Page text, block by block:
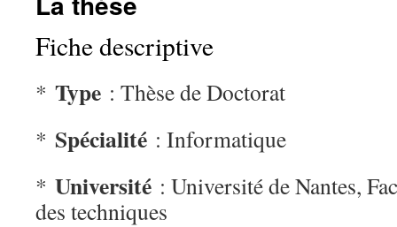
Fiche descriptive
* Type : Thèse de Doctorat
* Spécialité : Informatique
* Université : Université de Nantes,
des techniques